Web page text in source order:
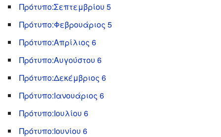
Πρότυπο:Σεπτεμβρίου 5
Πρότυπο:Φεβρουάριος 5
Πρότυπο:Απρίλιος 6
Πρότυπο:Αυγούστου 6
Πρότυπο:Δεκέμβριος 6
Πρότυπο:Ιανουάριος 6
Πρότυπο:Ιουλίου 6
Πρότυπο:Ιουνίου 6